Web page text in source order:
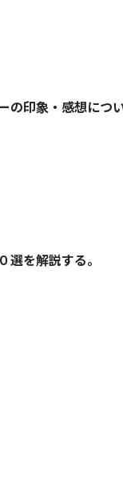
印象・感想につい
を解説する。